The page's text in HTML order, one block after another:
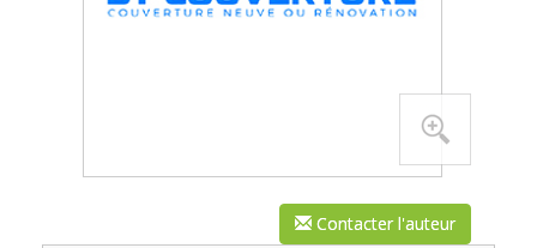
Contacter l'auteur